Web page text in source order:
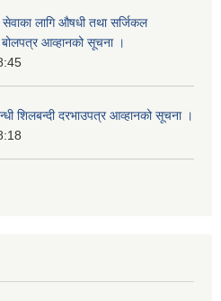
लागि औषधी तथा सर्जिकल
बोलपत्र आव्हानको सूचना ।
शिलबन्दी दरभाउपत्र आव्हानको सूचना ।